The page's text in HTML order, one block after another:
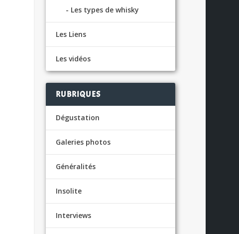
Les types de whisky
Les Liens
Les vidéos
RUBRIQUES
Dégustation
Galeries photos
Généralités
Insolite
Interviews